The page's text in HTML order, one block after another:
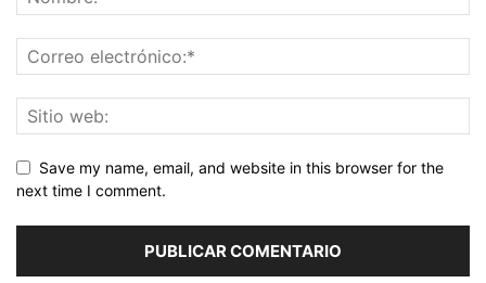
Save my name, email, and website in this browser for the
next time I comment.